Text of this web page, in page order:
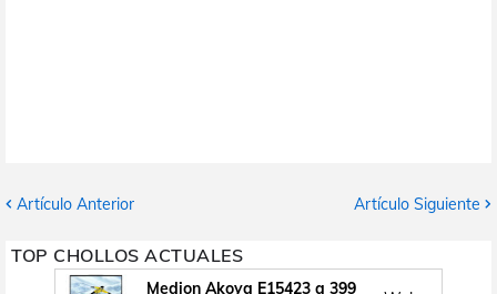
Artículo Anterior Artículo Siguiente
TOP CHOLLOS ACTUALES
Medion Akoya E15423 a 399